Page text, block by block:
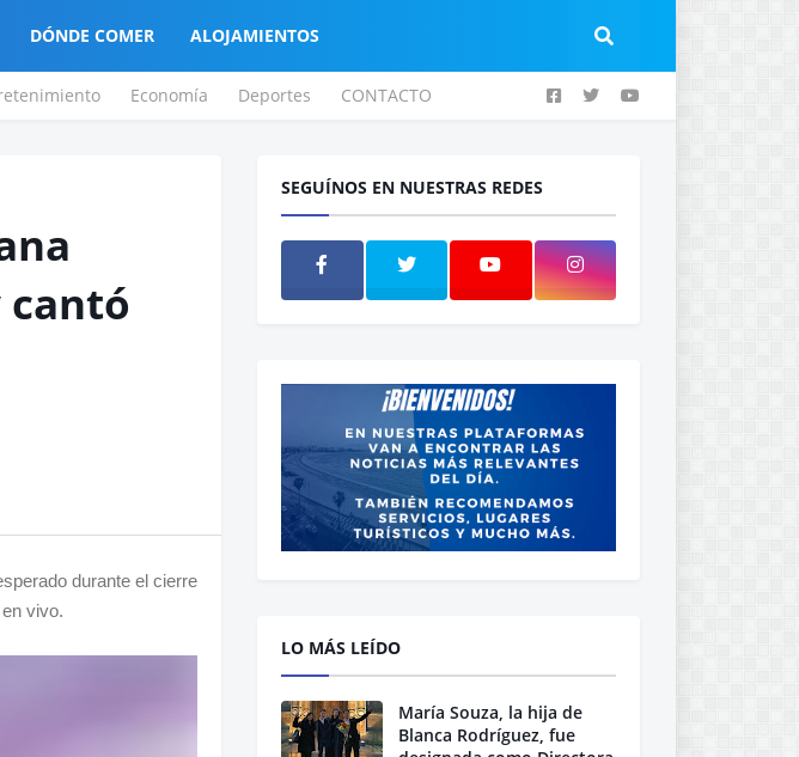
DÓNDE COMER ALOJAMIENTOS
Economía Deportes CONTACTO
cantó
durante el cierre
vivo.
SEGUÍNOS EN NUESTRAS REDES
LO MÁS LEÍDO
María Souza, la hija de
Blanca Rodríguez, fue